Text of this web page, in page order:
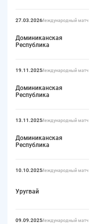
27.03.2026Международный матч
Доминиканская
Республика
19.11.2025Международный матч
Доминиканская
Республика
13.11.2025Международный матч
Доминиканская
Республика
10.10.2025Международный матч
Уругвай
09.09.2025Международный матч